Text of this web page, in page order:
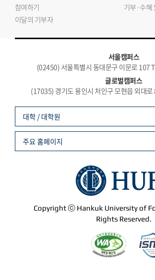
참여하기
기부·수혜
이달의 기부자
서울캠퍼스
(02450) 서울특별시 동대문구 이문로
글로벌캠퍼스
(17035) 경기도 용인시 처인구 모현읍 외대
Copyright ⓒ Hankuk University of
Rights Reserved.
대학 / 대학원
주요 홈페이지